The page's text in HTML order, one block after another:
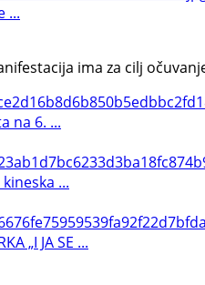
...
ima za cilj
na 6. ...
...
„I JA SE ...